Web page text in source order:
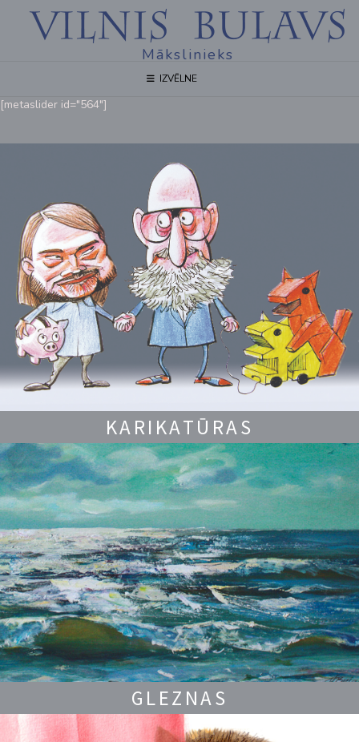
Mākslinieks
IZVĒLNE
[metaslider id="564"]
KARIKATŪRAS
GLEZNAS